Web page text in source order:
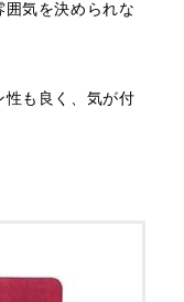
気を決められな
性も良く、気が付